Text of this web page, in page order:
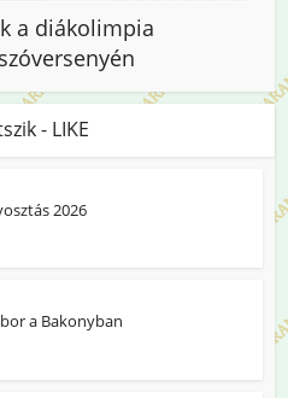
a diákolimpia
- LIKE
2026
a Bakonyban